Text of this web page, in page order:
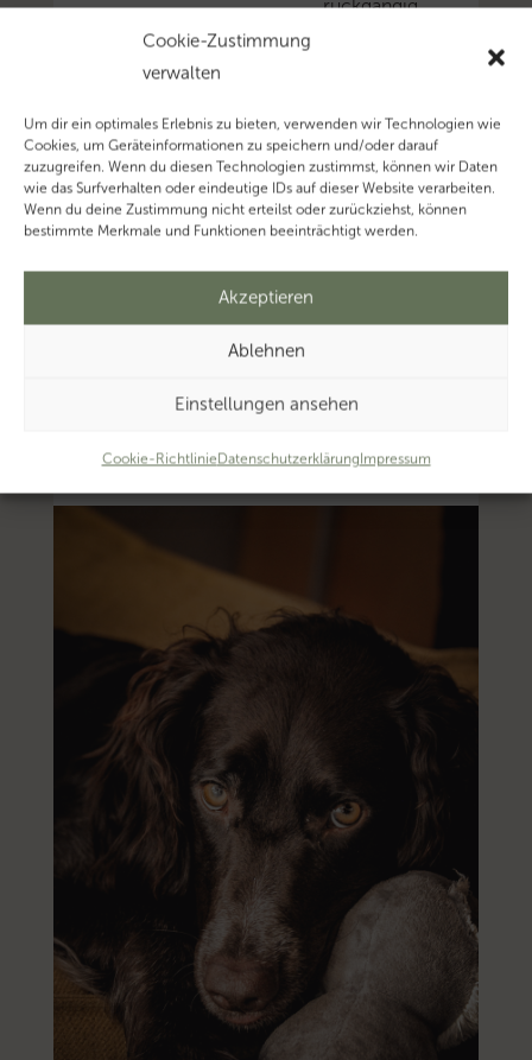
Cookie-Zustimmung
verwalten
Um dir ein optimales Erlebnis zu bieten, verwenden wir Technologien wie
Cookies, um Geräteinformationen zu speichern und/oder darauf
zuzugreifen. Wenn du diesen Technologien zustimmst, können wir Daten
wie das Surfverhalten oder eindeutige IDs auf dieser Website verarbeiten.
Wenn du deine Zustimmung nicht erteilst oder zurückziehst, können
bestimmte Merkmale und Funktionen beeinträchtigt werden.
Akzeptieren
Ablehnen
Einstellungen ansehen
Cookie-RichtlinieDatenschutzerklärungImpressum
rückgängig
zum
Thema
Mehr
‚Photovoltaik’…
‚Steuerbefreiung’…